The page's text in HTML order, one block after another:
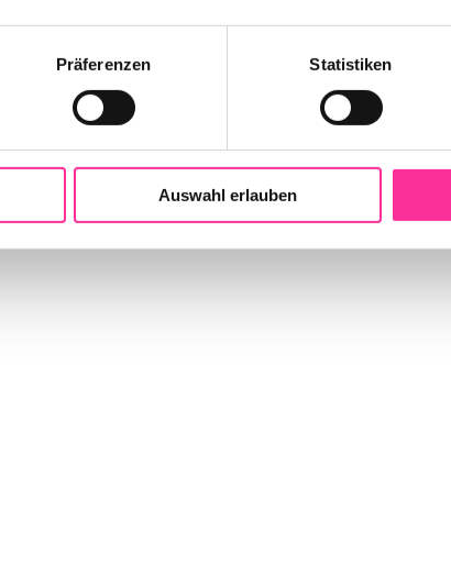
Präferenzen Statistiken
Auswahl erlauben
089 - 93 60 93, allgemeiner Vorverkauf ab